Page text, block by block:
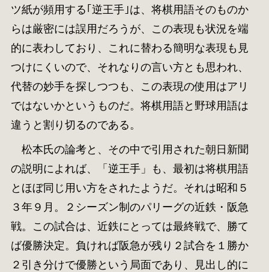
ツ紙が頻用する｢逆王手｣は、将棋用語そのものか
らは厳密には誤用だろうが、この表現も状況を端
的に表わしており、これに替わる簡明な表現も見
つけにくいので、それなりの言い方とも思われ、
代替の妙手を探しつつも、この表現の使用はアリ
ではないかというものだ。将棋用語と野球用語は
違うと割り切るのである。
松本氏の論考と、その中で引用された朝日新聞
の説明によれば、「逆王手」も、最初は将棋用語
とほぼ同じ用い方をされたようだ。それは昭和５
３年９月。２シーズン制のパリーグの近鉄・阪急
戦。この試合は、近鉄にとっては最終戦で、勝て
ば優勝決定。負ければ阪急が残り２試合を１勝か
２引き分けで優勝という局面であり、見出し的に